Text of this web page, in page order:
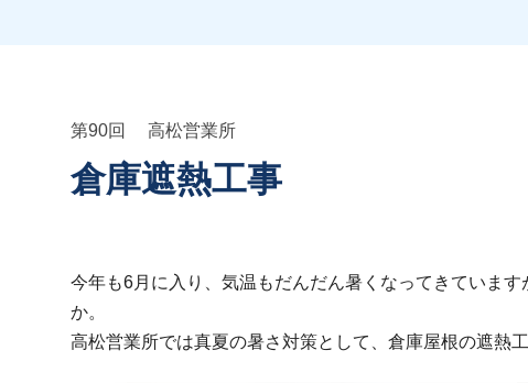
第90回 高松営業所
倉庫遮熱工事
今年も6月に入り、気温もだんだん暑くなってきていま
か。
高松営業所では真夏の暑さ対策として、倉庫屋根の遮熱工